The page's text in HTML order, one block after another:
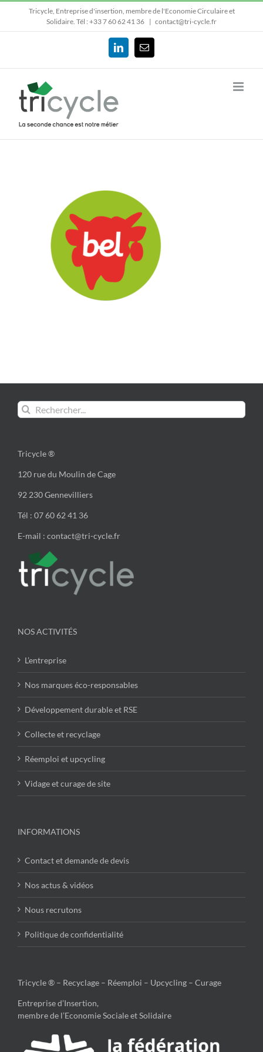
contenu
Tricycle, Entreprise d'insertion, membre de l'Economie Circulaire et
Solidaire. Tél : +33 7 60 62 41 36 | contact@tri-cycle.fr
LinkedInEmail
Rechercher:
Tricycle ®
120 rue du Moulin de Cage
92 230 Gennevilliers
Tél : 07 60 62 41 36
E-mail : contact@tri-cycle.fr
NOS ACTIVITÉS
L’entreprise
Nos marques éco-responsables
Développement durable et RSE
Collecte et recyclage
Réemploi et upcycling
Vidage et curage de site
INFORMATIONS
Contact et demande de devis
Nos actus & vidéos
Nous recrutons
Politique de confidentialité
Tricycle ® – Recyclage – Réemploi – Upcycling – Curage
Entreprise d’Insertion,
membre de l’Economie Sociale et Solidaire